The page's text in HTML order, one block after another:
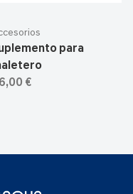
para
€